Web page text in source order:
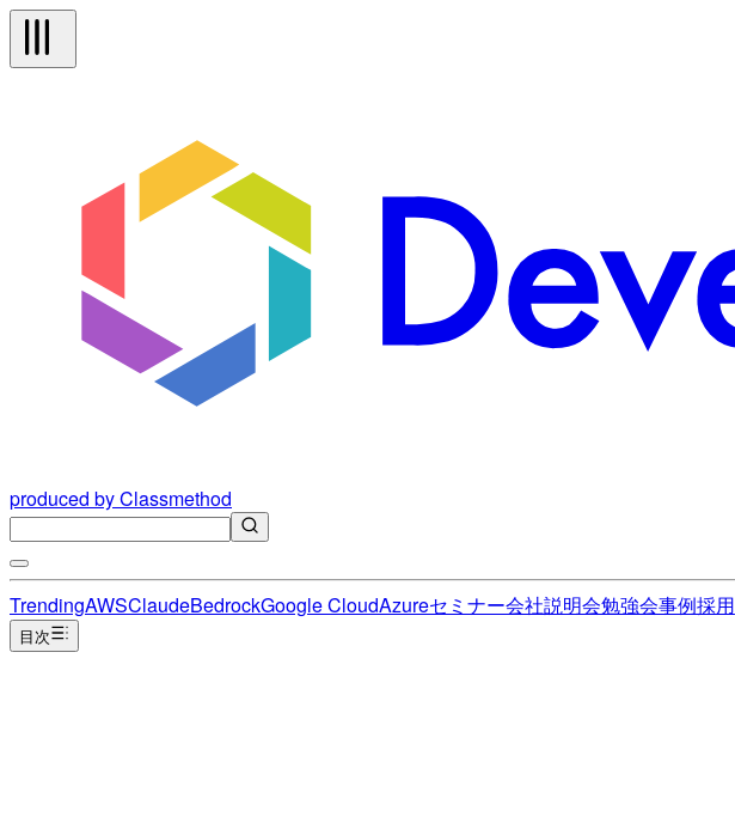
produced by Classmethod
TrendingAWSClaudeBedrockGoogle CloudAzureセミナー会社説明会勉強会事例採用
目次